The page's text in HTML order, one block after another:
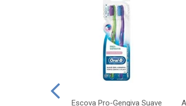
Escova Pro-Gengiva Suave